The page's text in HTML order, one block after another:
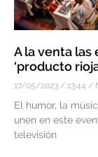
A la venta las
‘producto
17/05/2023 13:44
El humor, la
unen en este
televisión